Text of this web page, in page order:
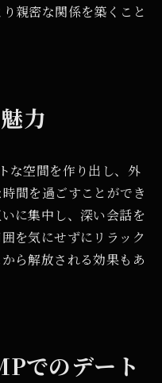
親密な関係を築くこと
力
な空間を作り出し、外
間を過ごすことができ
に集中し、深い会話を
を気にせずにリラック
ら解放される効果もあ
でのデート